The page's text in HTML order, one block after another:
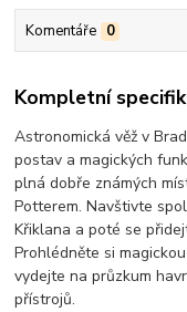
Komentáře 0
Kompletní
Astronomická věž v
postav a magických
plná dobře známých
Potterem. Navštivte
Křiklana a poté se
Prohlédněte si
vydejte na průzkum
přístrojů.